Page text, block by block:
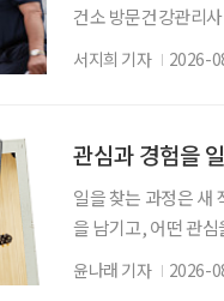
건소 방문건강관리
자 절반 이상이 80
통해 80세 이상 고
서지희 기자 2026-
관심과 경험을
일을 찾는 과정은 새
을 남기고, 어떤 관
그대로 이어가려는
람, 자신이 변화시
윤나래 기자 2026-